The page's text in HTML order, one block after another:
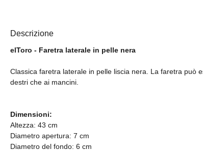
Descrizione
elToro - Faretra laterale in pelle nera
Classica faretra laterale in pelle liscia nera. La faretra può
destri che ai mancini.
Dimensioni:
Altezza: 43 cm
Diametro apertura: 7 cm
Diametro del fondo: 6 cm